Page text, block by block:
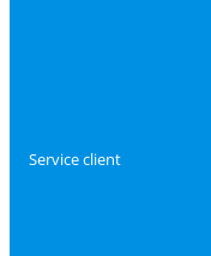
Service client